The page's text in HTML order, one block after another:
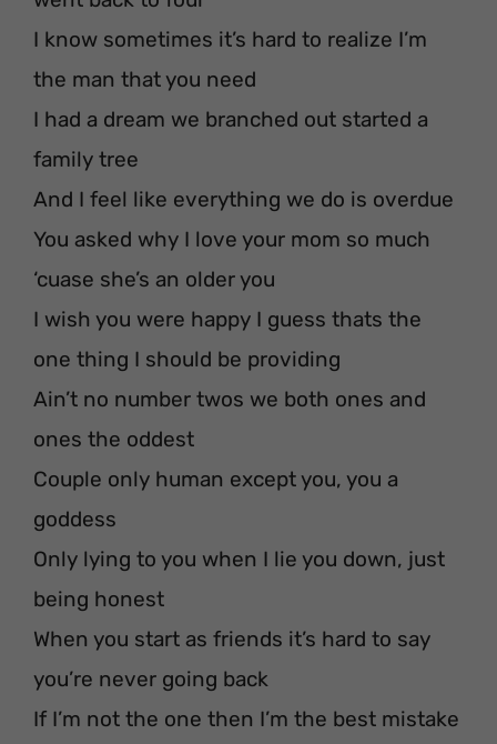
I know sometimes it’s hard to realize I’m
the man that you need
I had a dream we branched out started a
family tree
And I feel like everything we do is overdue
You asked why I love your mom so much
‘cuase she’s an older you
I wish you were happy I guess thats the
one thing I should be providing
Ain’t no number twos we both ones and
ones the oddest
Couple only human except you, you a
goddess
Only lying to you when I lie you down, just
being honest
When you start as friends it’s hard to say
you’re never going back
If I’m not the one then I’m the best mistake